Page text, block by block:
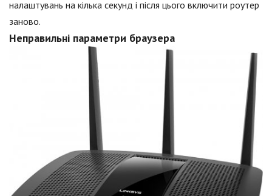
налаштувань на кілька секунд і після цього включити роутер
заново.
Неправильні параметри браузера